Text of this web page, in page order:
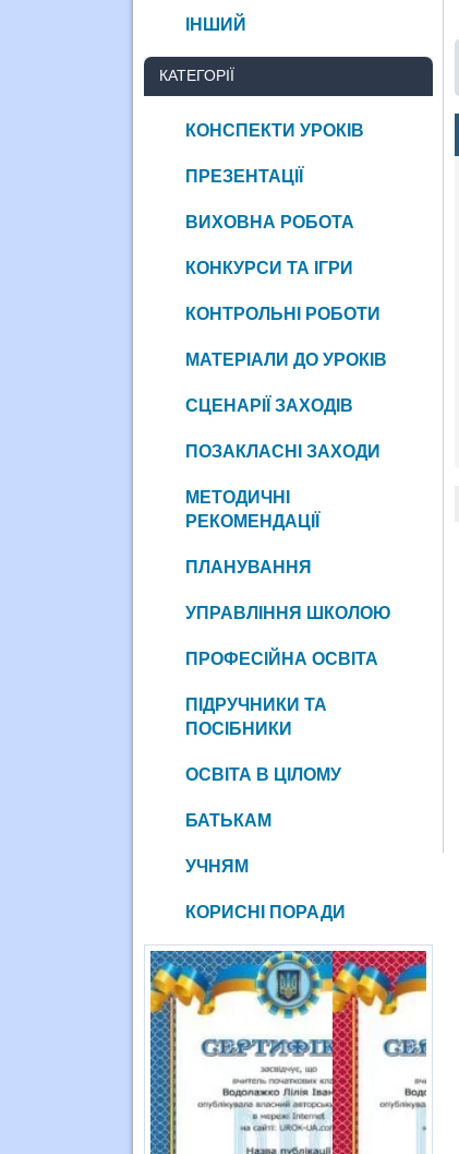
ІНШИЙ
КАТЕГОРІЇ
КОНСПЕКТИ УРОКІВ
ПРЕЗЕНТАЦІЇ
ВИХОВНА РОБОТА
КОНКУРСИ ТА ІГРИ
КОНТРОЛЬНІ РОБОТИ
МАТЕРІАЛИ ДО УРОКІВ
СЦЕНАРІЇ ЗАХОДІВ
ПОЗАКЛАСНІ ЗАХОДИ
МЕТОДИЧНІ
РЕКОМЕНДАЦІЇ
ПЛАНУВАННЯ
УПРАВЛІННЯ ШКОЛОЮ
ПРОФЕСІЙНА ОСВІТА
ПІДРУЧНИКИ ТА
ПОСІБНИКИ
ОСВІТА В ЦІЛОМУ
БАТЬКАМ
УЧНЯМ
КОРИСНІ ПОРАДИ